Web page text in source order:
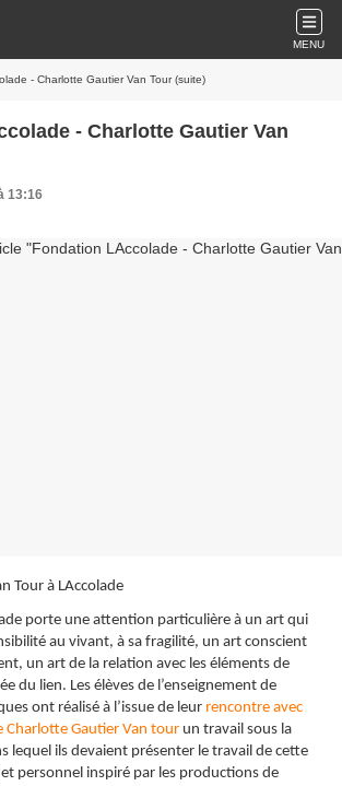
MENU
- Charlotte Gautier Van Tour (suite)
- Charlotte Gautier Van
13:16
Tour à LAccolade
porte une attention particulière à un art qui
au vivant, à sa fragilité, un art conscient
un art de la relation avec les éléments de
du lien. Les élèves de l’enseignement de
ont réalisé à l’issue de leur rencontre avec
Charlotte Gautier Van tour un travail sous la
lequel ils devaient présenter le travail de cette
personnel inspiré par les productions de